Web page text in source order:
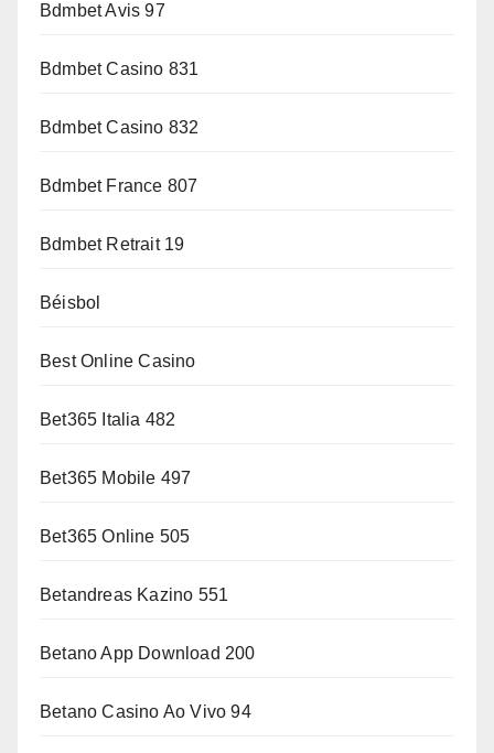
Bdmbet Avis 97
Bdmbet Casino 831
Bdmbet Casino 832
Bdmbet France 807
Bdmbet Retrait 19
Béisbol
Best Online Casino
Bet365 Italia 482
Bet365 Mobile 497
Bet365 Online 505
Betandreas Kazino 551
Betano App Download 200
Betano Casino Ao Vivo 94